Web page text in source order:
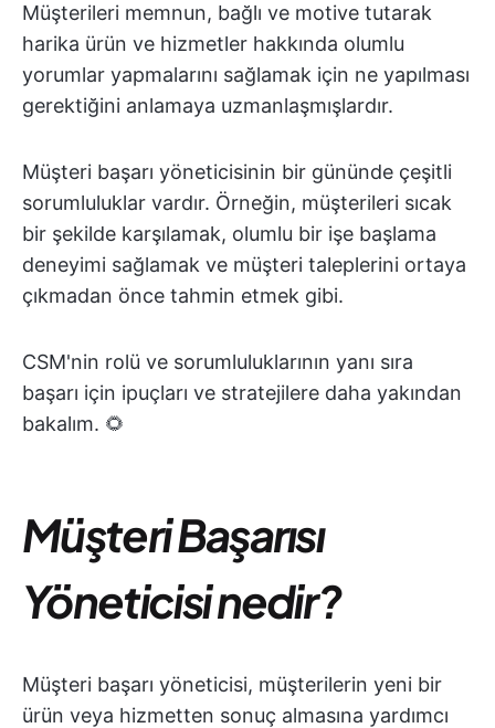
Müşterileri memnun, bağlı ve motive tutarak
harika ürün ve hizmetler hakkında olumlu
yorumlar yapmalarını sağlamak için ne yapılması
gerektiğini anlamaya uzmanlaşmışlardır.
Müşteri başarı yöneticisinin bir gününde çeşitli
sorumluluklar vardır. Örneğin, müşterileri sıcak
bir şekilde karşılamak, olumlu bir işe başlama
deneyimi sağlamak ve müşteri taleplerini ortaya
çıkmadan önce tahmin etmek gibi.
CSM'nin rolü ve sorumluluklarının yanı sıra
başarı için ipuçları ve stratejilere daha yakından
bakalım. 🌻
Müşteri Başarısı
Yöneticisi nedir?
Müşteri başarı yöneticisi, müşterilerin yeni bir
ürün veya hizmetten sonuç almasına yardımcı